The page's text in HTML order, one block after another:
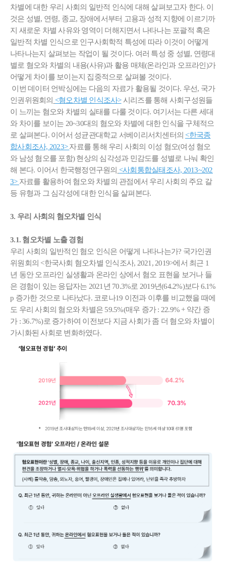
차별에 대한 우리 사회의 일반적 인식에 대해 살펴보고자 한다. 이
것은 성별, 연령, 종교, 장애에서부터 고용과 성적 지향에 이르기까
지 새로운 차별 사유와 영역이 더해지면서 나타나는 포괄적 혹은
일반적 차별 인식으로 인구사회학적 특성에 따라 이것이 어떻게
나타나는지 살펴보는 작업이 될 것이다. 여러 특성 중 성별, 연령대
별로 혐오와 차별의 내용(사유)과 활용 매체(온라인과 오프라인)가
어떻게 차이를 보이는지 집중적으로 살펴볼 것이다.
이번 데이터 언박싱에는 다음의 자료가 활용될 것이다. 우선, 국가
인권위원회의 <혐오차별 인식조사> 시리즈를 통해 사회구성원들
이 느끼는 혐오와 차별의 실태를 다룰 것이다. 여기서는 다른 세대
와 차이를 보이는 20~30대의 혐오와 차별에 대한 인식을 구체적으
로 살펴본다. 이어서 성균관대학교 서베이리서치센터의<한국종
합사회조사, 2023> 자료를 통해 우리 사회의 이성 혐오(여성 혐오
와 남성 혐오를 포함) 현상의 심각성과 민감도를 성별로 나눠 확인
해 본다. 이어서 한국행정연구원의 <사회통합실태조사, 2013~202
3> 자료를 활용하여 혐오와 차별의 관점에서 우리 사회의 주요 갈
등 유형과 그 심각성에 대한 인식을 살펴본다.
3. 우리 사회의 혐오차별 인식
3.1. 혐오차별 노출 경험
우리 사회의 일반적인 혐오 인식은 어떻게 나타나는가? 국가인권
위원회의 <한국사회 혐오차별 인식조사, 2021, 2019>에서 최근 1
년 동안 오프라인 실생활과 온라인 상에서 혐오 표현을 보거나 들
은 경험이 있는 응답자는 2021년 70.3%로 2019년(64.2%)보다 6.1%
p 증가한 것으로 나타났다. 코로나19 이전과 이후를 비교했을 때에
도 우리 사회의 혐오와 차별은 59.5%(매우 증가 : 22.9% + 약간 증
가 : 36.7%)로 증가하여 이전보다 지금 사회가 좀 더 혐오와 차별이
가시화된 사회로 변화하였다.